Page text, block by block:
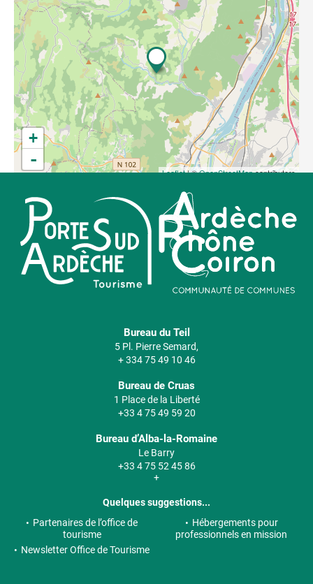
+
-
Leaflet| ©OpenStreetMapcontributors
Bureau du Teil
5 Pl. Pierre Semard,
+ 334 75 49 10 46
Bureau de Cruas
1 Place de la Liberté
+33 4 75 49 59 20
Bureau d’Alba-la-Romaine
Le Barry
+33 4 75 52 45 86
+
Quelques suggestions...
Partenaires de l’office de
tourisme
Hébergements pour
professionnels en mission
Newsletter Office de Tourisme